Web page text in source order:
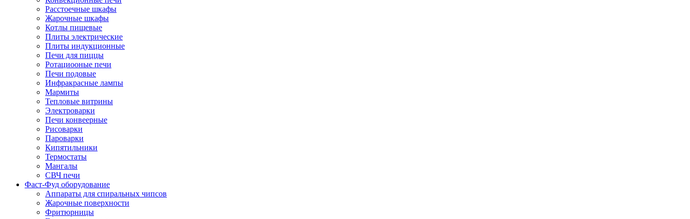
Расстоечные шкафы
Жарочные шкафы
Котлы пищевые
Плиты электрические
Плиты индукционные
Печи для пиццы
Ротациооные печи
Печи подовые
Инфракрасные лампы
Мармиты
Тепловые витрины
Электроварки
Печи конвеерные
Рисоварки
Пароварки
Кипятильники
Термостаты
Мангалы
СВЧ печи
Фаст-Фуд оборудование
Аппараты для спиральных чипсов
Жарочные поверхности
Фритюрницы